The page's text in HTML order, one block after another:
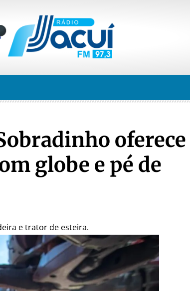
oferece
globe e pé de
e trator de esteira.